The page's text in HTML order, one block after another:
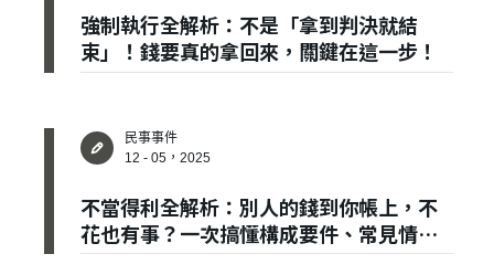
強制執行全解析：不是「拿到判決就結
束」！錢要真的拿回來，關鍵在這一步！
民事事件
12 - 05，2025
不當得利全解析：別人的錢到你帳上，不
花也有事？一次搞懂構成要件、常見情境
與救濟方式！